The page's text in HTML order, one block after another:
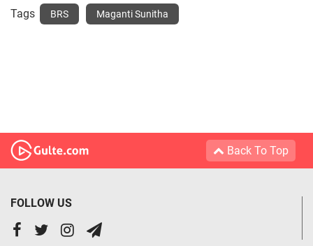
Tags BRS Maganti Sunitha
Back To Top
FOLLOW US